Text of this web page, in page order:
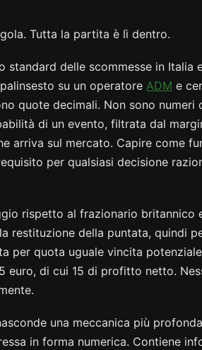
Tutta la partita è lì dentro.
standard delle scommesse in Italia
su un operatore ADM e
quote decimali. Non sono numeri
di un evento, filtrata dal
arriva sul mercato. Capire come
per qualsiasi decisione
rispetto al frazionario britannico
restituzione della puntata, quindi
per quota uguale vincita
euro, di cui 15 di profitto netto.
una meccanica più
in forma numerica. Contiene